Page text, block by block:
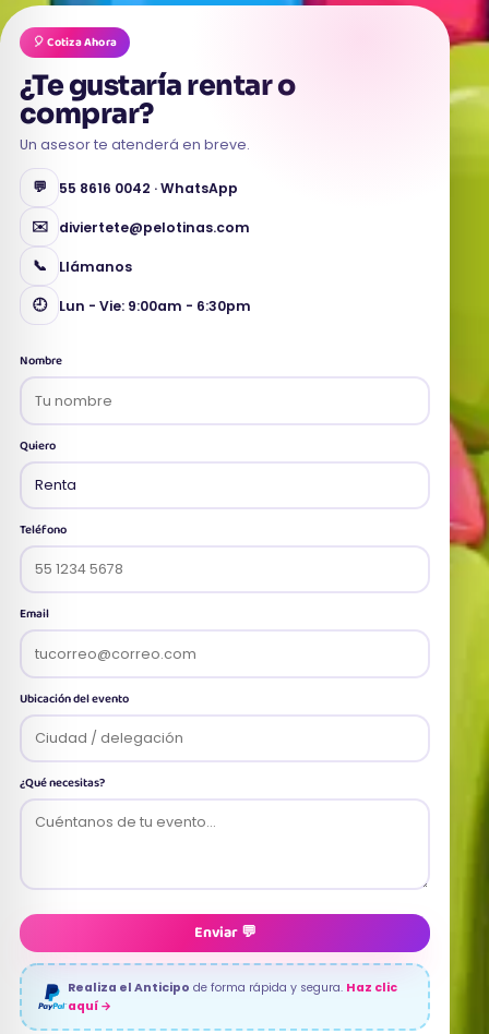
🎈 Cotiza Ahora
¿Te gustaríarentar o
comprar?
Un asesor te atenderá en breve.
💬 55 8616 0042 · WhatsApp
✉️ diviertete@pelotinas.com
📞 Llámanos
🕘 Lun - Vie: 9:00am - 6:30pm
Nombre
Quiero
Teléfono
Email
Ubicación del evento
¿Qué necesitas?
Enviar 💬
Realiza el Anticipo de forma rápida y segura. Haz clic
aquí →